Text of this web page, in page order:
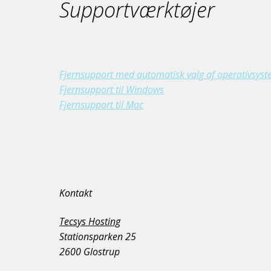
Supportværktøjer
Fjernsupport med automatisk valg af
Fjernsupport til Windows
Fjernsupport til Mac
Kontakt
Tecsys Hosting
Stationsparken 25
2600 Glostrup